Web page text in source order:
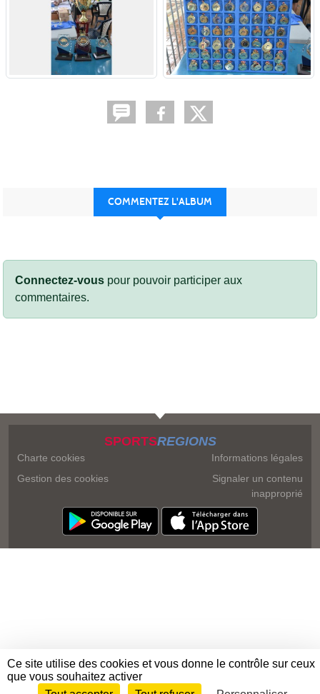
COMMENTEZ L'ALBUM
Connectez-vous pour pouvoir participer aux
commentaires.
SPORTSREGIONS
Charte cookies
Gestion des cookies
Informations légales
Signaler un contenu
inapproprié
Ce site utilise des cookies et vous donne le contrôle sur ceux
que vous souhaitez activer